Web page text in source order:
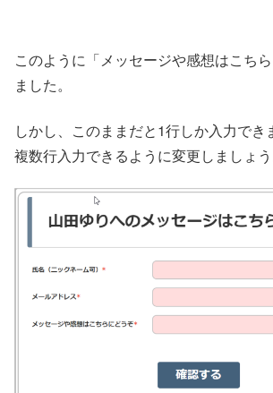
このように「メッセージや感想はこち
ました。
しかし、このままだと1行しか入力でき
複数行入力できるように変更しましょう